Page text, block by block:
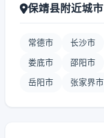
保靖县附近城市
常德市 长沙市
娄底市 邵阳市
岳阳市 张家界市